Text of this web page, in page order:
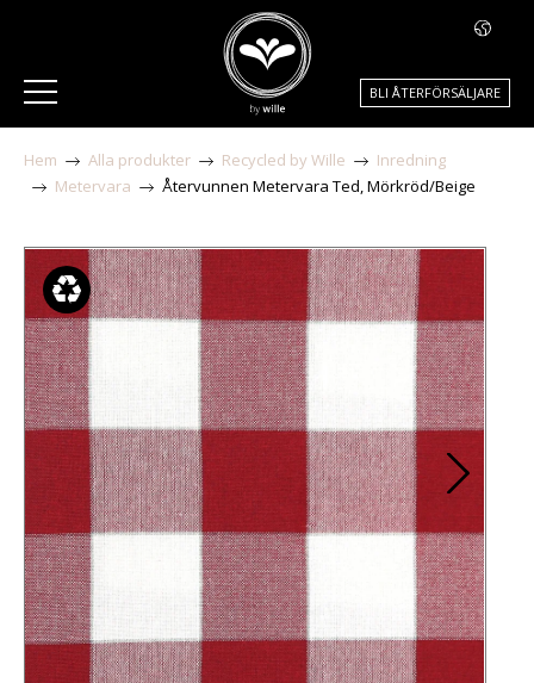
BLI ÅTERFÖRSÄLJARE
Hem Alla produkter Recycled by Wille
Inredning
Metervara
Återvunnen Metervara Ted, Mörkröd/Beige